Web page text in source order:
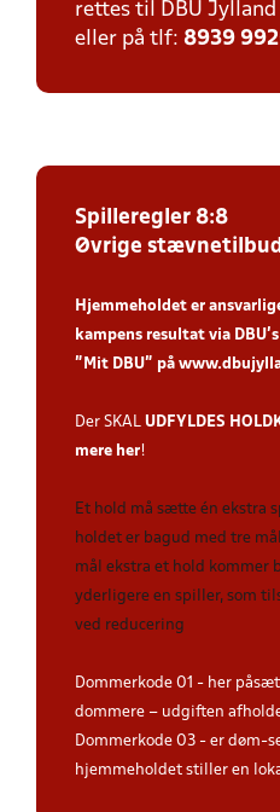
rettes til DBU Jylland
eller på tlf: 8939
Spilleregler 8:8
Øvrige
Hjemmeholdet er
kampens resultat via
”Mit DBU” på
Der SKAL UDFYLDES
mere her!
Et hold må sætte én ekstra
holdet er bagud med tre
mål ekstra et hold kommer
yderligere en spiller, som
ved reducering
Dommerkode 01 - her
dommere – udgiften
Dommerkode 03 - er døm-
hjemmeholdet stiller en